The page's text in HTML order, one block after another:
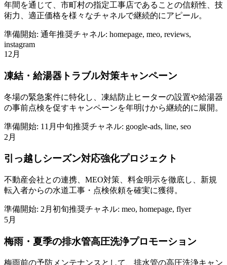
年間を通じて、市町村の指定工事店であることの信頼性、技
術力、適正価格を様々なチャネルで継続的にアピール。
準備開始: 通年推奨チャネル: homepage, meo, reviews,
instagram
12月
凍結・給湯器トラブル対策キャンペーン
冬場の緊急案件に特化し、凍結防止ヒーターの設置や給湯器
の事前点検を促すキャンペーンを年明けから継続的に展開。
準備開始: 11月中旬推奨チャネル: google-ads, line, seo
2月
引っ越しシーズン対応強化プロジェクト
不動産会社との連携、MEO対策、料金明示を徹底し、新規
転入者からの水道工事・点検依頼を確実に獲得。
準備開始: 2月初旬推奨チャネル: meo, homepage, flyer
5月
梅雨・夏季の排水管高圧洗浄プロモーション
梅雨前の予防メンテナンスとして、排水管の高圧洗浄キャン